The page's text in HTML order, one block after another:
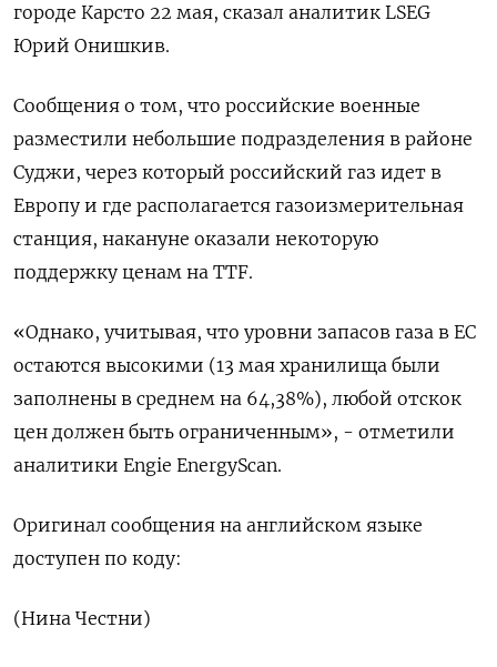
городе Карсто 22 мая, сказал аналитик LSEG
Юрий Онишкив.
Сообщения о том, что российские военные
разместили небольшие подразделения в районе
Суджи, через который российский газ идет в
Европу и где располагается газоизмерительная
станция, накануне оказали некоторую
поддержку ценам на TTF.
«Однако, учитывая, что уровни запасов газа в ЕС
остаются высокими (13 мая хранилища были
заполнены в среднем на 64,38%), любой отскок
цен должен быть ограниченным», - отметили
аналитики Engie EnergyScan.
Оригинал сообщения на английском языке
доступен по коду:
(Нина Честни)